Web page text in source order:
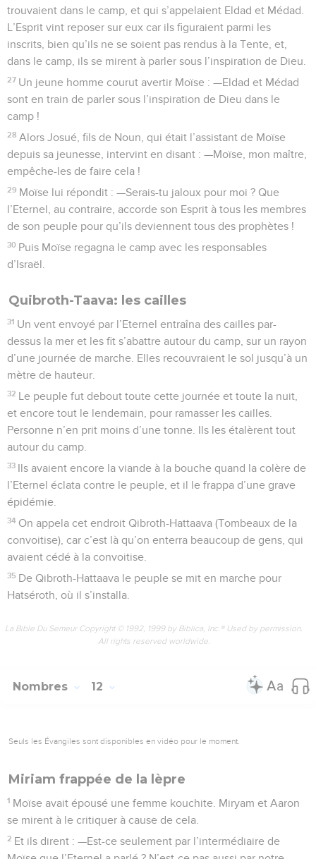
trouvaient dans le camp, et qui s’appelaient Eldad et Médad.
L’Esprit vint reposer sur eux car ils figuraient parmi les
inscrits, bien qu’ils ne se soient pas rendus à la Tente, et,
dans le camp, ils se mirent à parler sous l’inspiration de Dieu.
27 Un jeune homme courut avertir Moïse : —Eldad et Médad
sont en train de parler sous l’inspiration de Dieu dans le
camp !
28 Alors Josué, fils de Noun, qui était l’assistant de Moïse
depuis sa jeunesse, intervint en disant : —Moïse, mon maître,
empêche-les de faire cela !
29 Moïse lui répondit : —Serais-tu jaloux pour moi ? Que
l’Eternel, au contraire, accorde son Esprit à tous les membres
de son peuple pour qu’ils deviennent tous des prophètes !
30 Puis Moïse regagna le camp avec les responsables
d’Israël.
Quibroth-Taava: les cailles
31 Un vent envoyé par l’Eternel entraîna des cailles par-
dessus la mer et les fit s’abattre autour du camp, sur un rayon
d’une journée de marche. Elles recouvraient le sol jusqu’à un
mètre de hauteur.
32 Le peuple fut debout toute cette journée et toute la nuit,
et encore tout le lendemain, pour ramasser les cailles.
Personne n’en prit moins d’une tonne. Ils les étalèrent tout
autour du camp.
33 Ils avaient encore la viande à la bouche quand la colère de
l’Eternel éclata contre le peuple, et il le frappa d’une grave
épidémie.
34 On appela cet endroit Qibroth-Hattaava (Tombeaux de la
convoitise), car c’est là qu’on enterra beaucoup de gens, qui
avaient cédé à la convoitise.
35 De Qibroth-Hattaava le peuple se mit en marche pour
Hatséroth, où il s’installa.
La Bible Du Semeur Copyright © 1992, 1999 by Biblica, Inc.® Used by permission.
All rights reserved worldwide.
Nombres 12
Seuls les Évangiles sont disponibles en vidéo pour le moment.
Miriam frappée de la lèpre
1 Moïse avait épousé une femme kouchite. Miryam et Aaron
se mirent à le critiquer à cause de cela.
2 Et ils dirent : —Est-ce seulement par l’intermédiaire de